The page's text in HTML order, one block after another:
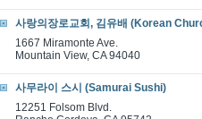
사랑의장로교회, 김유배 (Korean
1667 Miramonte Ave.
Mountain View, CA 94040
사무라이 스시 (Samurai Sushi)
12251 Folsom Blvd.